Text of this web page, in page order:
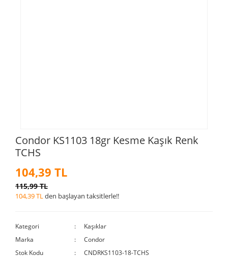
Condor KS1103 18gr Kesme Kaşık Renk
TCHS
104,39 TL
115,99 TL
104,39 TLden başlayan taksitlerle!!
Kategori
Kaşıklar
Marka
Condor
Stok Kodu
CNDRKS1103-18-TCHS